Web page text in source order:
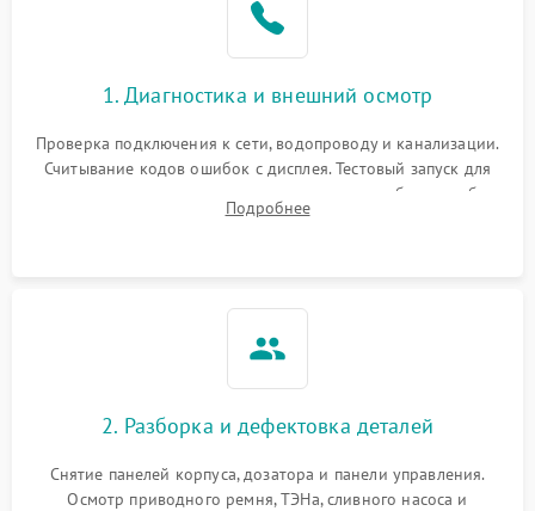
1. Диагностика и внешний осмотр
Проверка подключения к сети, водопроводу и канализации.
Считывание кодов ошибок с дисплея. Тестовый запуск для
выявления посторонних шумов, протечек или сбоев в работе
электронного модуля управления.
Подробнее
2. Разборка и дефектовка деталей
Снятие панелей корпуса, дозатора и панели управления.
Осмотр приводного ремня, ТЭНа, сливного насоса и